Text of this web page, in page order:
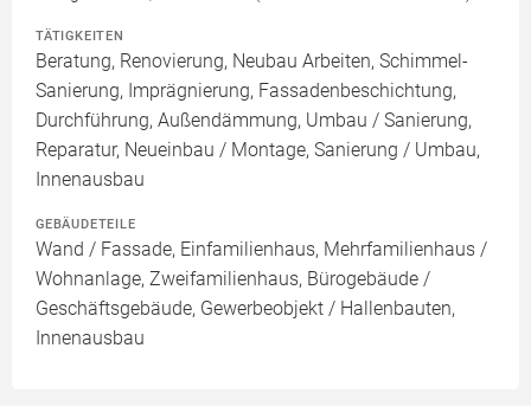
TÄTIGKEITEN
Beratung, Renovierung, Neubau Arbeiten, Schimmel-
Sanierung, Imprägnierung, Fassadenbeschichtung,
Durchführung, Außendämmung, Umbau / Sanierung,
Reparatur, Neueinbau / Montage, Sanierung / Umbau,
Innenausbau
GEBÄUDETEILE
Wand / Fassade, Einfamilienhaus, Mehrfamilienhaus /
Wohnanlage, Zweifamilienhaus, Bürogebäude /
Geschäftsgebäude, Gewerbeobjekt / Hallenbauten,
Innenausbau